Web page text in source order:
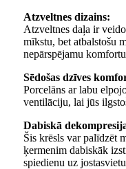
Atzveltnes dizains:
Atzveltnes daļa ir
mīkstu, bet atbalstošu
nepārspējamu
Sēdošas dzīves
Porcelāns ar labu
ventilāciju, lai jūs
Dabiskā
Šis krēsls var palīdzēt
ķermenim dabiskāk
spiedienu uz